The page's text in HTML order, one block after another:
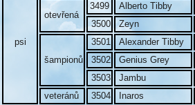
psi
otevřená
3499
Alberto Tibby
3500
Zeyn
šampionů
3501
Alexander Tibby
3502
Genius Grey
3503
Jambu
veteránů
3504 Inaros